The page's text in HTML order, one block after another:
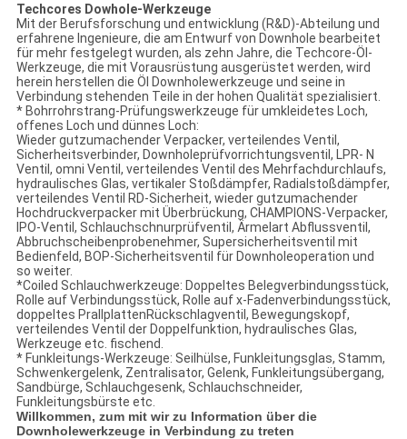
Techcores Dowhole-Werkzeuge
Mit der Berufsforschung und entwicklung (R&D)-Abteilung und
erfahrene Ingenieure, die am Entwurf von Downhole bearbeitet
für mehr festgelegt wurden, als zehn Jahre, die Techcore-Öl-
Werkzeuge, die mit Vorausrüstung ausgerüstet werden, wird
herein herstellen die Öl Downholewerkzeuge und seine in
Verbindung stehenden Teile in der hohen Qualität spezialisiert.
* Bohrrohrstrang-Prüfungswerkzeuge für umkleidetes Loch,
offenes Loch und dünnes Loch:
Wieder gutzumachender Verpacker, verteilendes Ventil,
Sicherheitsverbinder, Downholeprüfvorrichtungsventil, LPR- N
Ventil, omni Ventil, verteilendes Ventil des Mehrfachdurchlaufs,
hydraulisches Glas, vertikaler Stoßdämpfer, Radialstoßdämpfer,
verteilendes Ventil RD-Sicherheit, wieder gutzumachender
Hochdruckverpacker mit Überbrückung, CHAMPIONS-Verpacker,
IPO-Ventil, Schlauchschnurprüfventil, Ärmelart Abflussventil,
Abbruchscheibenprobenehmer, Supersicherheitsventil mit
Bedienfeld, BOP-Sicherheitsventil für Downholeoperation und
so weiter.
*Coiled Schlauchwerkzeuge: Doppeltes Belegverbindungsstück,
Rolle auf Verbindungsstück, Rolle auf x-Fadenverbindungsstück,
doppeltes PrallplattenRückschlagventil, Bewegungskopf,
verteilendes Ventil der Doppelfunktion, hydraulisches Glas,
Werkzeuge etc. fischend.
* Funkleitungs-Werkzeuge: Seilhülse, Funkleitungsglas, Stamm,
Schwenkergelenk, Zentralisator, Gelenk, Funkleitungsübergang,
Sandbürge, Schlauchgesenk, Schlauchschneider,
Funkleitungsbürste etc.
Willkommen, zum mit wir zu Information über die
Downholewerkzeuge in Verbindung zu treten